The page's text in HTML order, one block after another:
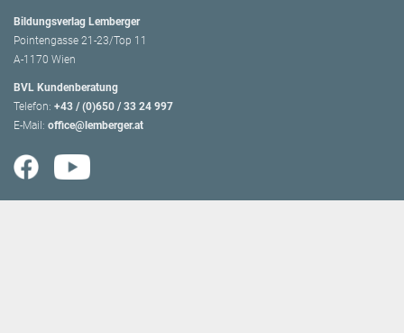
Bildungsverlag Lemberger
Pointengasse 21-23/Top 11
A-1170 Wien
BVL Kundenberatung
Telefon: +43 / (0)650 / 33 24 997
E-Mail: office@lemberger.at